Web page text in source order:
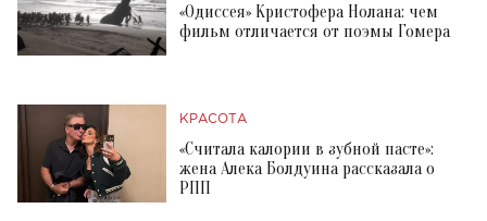
«Одиссея» Кристофера Нолана: чем
фильм отличается от поэмы Гомера
КРАСОТА
«Считала калории в зубной пасте»:
жена Алека Болдуина рассказала о
РПП